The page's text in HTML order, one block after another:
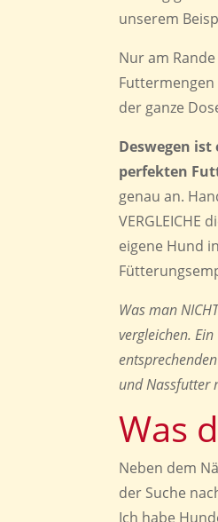
unserem
Nur am
der ganze
Deswegen
perfekten
genau an.
eigene Hund
Was man
vergleichen.
und Nassfutter
Was
Neben dem
der Suche
Ich habe